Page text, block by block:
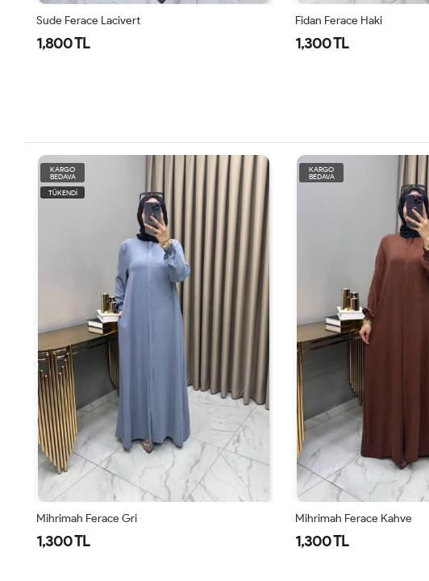
Sude Ferace Lacivert
1,800 TL
Fidan Ferace Haki
1,300 TL
KARGO
BEDAVA
TÜKENDİ
Mihrimah Ferace Gri
1,300 TL
KARGO
BEDAVA
Mihrimah Ferace Kahve
1,300 TL